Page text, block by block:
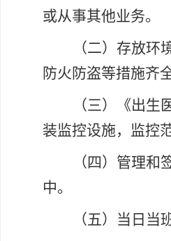
或从事其他业务。
（二）存放环
防火防盗等措施齐全
（三）《出
装监控设施，监控
（四）管理
中。
（五）当日